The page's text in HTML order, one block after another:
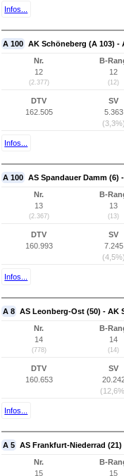
Infos...
A 100 AK Schöneberg (A 103) -
Nr.
12
(2.377)
B-
12
(12)
DTV
162.505
SV
5.363
(3,3%)
Infos...
A 100 AS Spandauer Damm (6)
Nr.
13
(2.367)
B-
13
(13)
DTV
160.993
SV
7.245
(4,5%)
Infos...
A 8 AS Leonberg-Ost (50) - AK
Nr.
14
(778)
B-
14
(14)
DTV
160.653
SV
Infos...
A 5 AS Frankfurt-Niederrad
Nr.
15
B-
15